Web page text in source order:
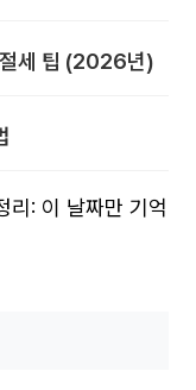
절세 팁 (2026년)
리: 이 날짜만 기억